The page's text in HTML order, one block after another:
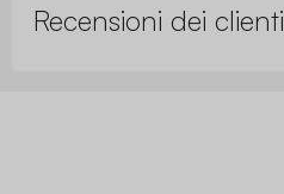
Recensioni dei clienti